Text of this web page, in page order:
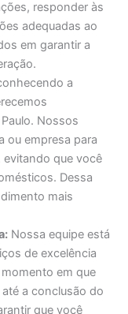
responder às
adequadas ao
em garantir a
a
Nossos
ou empresa para
evitando que você
Dessa
mais
Nossa equipe está
de excelência
em que
a conclusão do
que você